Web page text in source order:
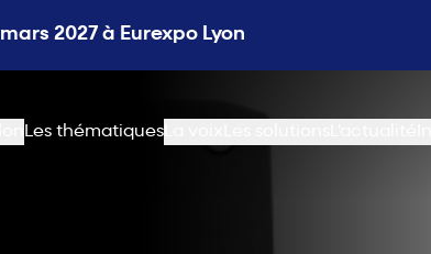
2027 à Eurexpo Lyon
Les thématiques